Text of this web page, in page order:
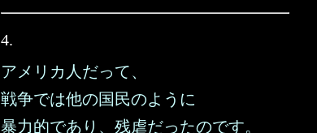
4.
アメリカ人だって、
戦争では他の国民のように
暴力的であり、残虐だったのです。